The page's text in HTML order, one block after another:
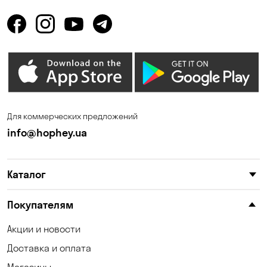
Горишние Плавни
Елизаветовка Зазимье
Калиновка
Киев
Княжичи
Котовка
Для коммерческих предложений
info@hophey.ua
Каталог
Покупателям
Акции и новости
Доставка и оплата